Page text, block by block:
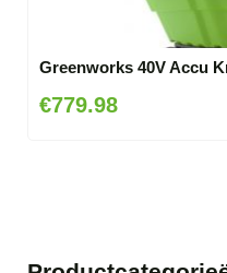
Greenworks 40V Accu
€779.98